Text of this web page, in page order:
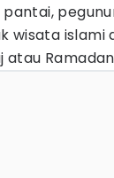
wisata islami
atau